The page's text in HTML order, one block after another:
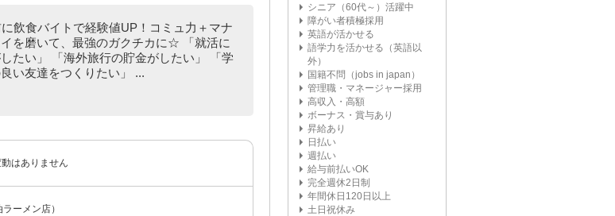
飲食バイトで経験値UP！コミュ力＋マナ
を磨いて、最強のガクチカに☆ 「就活に
たい」 「海外旅行の貯金がしたい」 「学
い友達をつくりたい」 ...
はありません
ーメン店）
シニア（60代～）活躍中
障がい者積極採用
英語が活かせる
語学力を活かせる（英語以
外）
国籍不問（jobs in japan）
管理職・マネージャー採用
高収入・高額
ボーナス・賞与あり
昇給あり
日払い
週払い
給与前払いOK
完全週休2日制
年間休日120日以上
土日祝休み